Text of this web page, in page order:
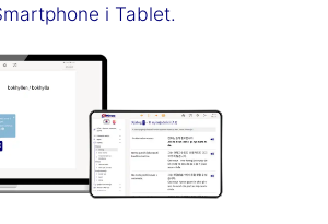
i Tablet.